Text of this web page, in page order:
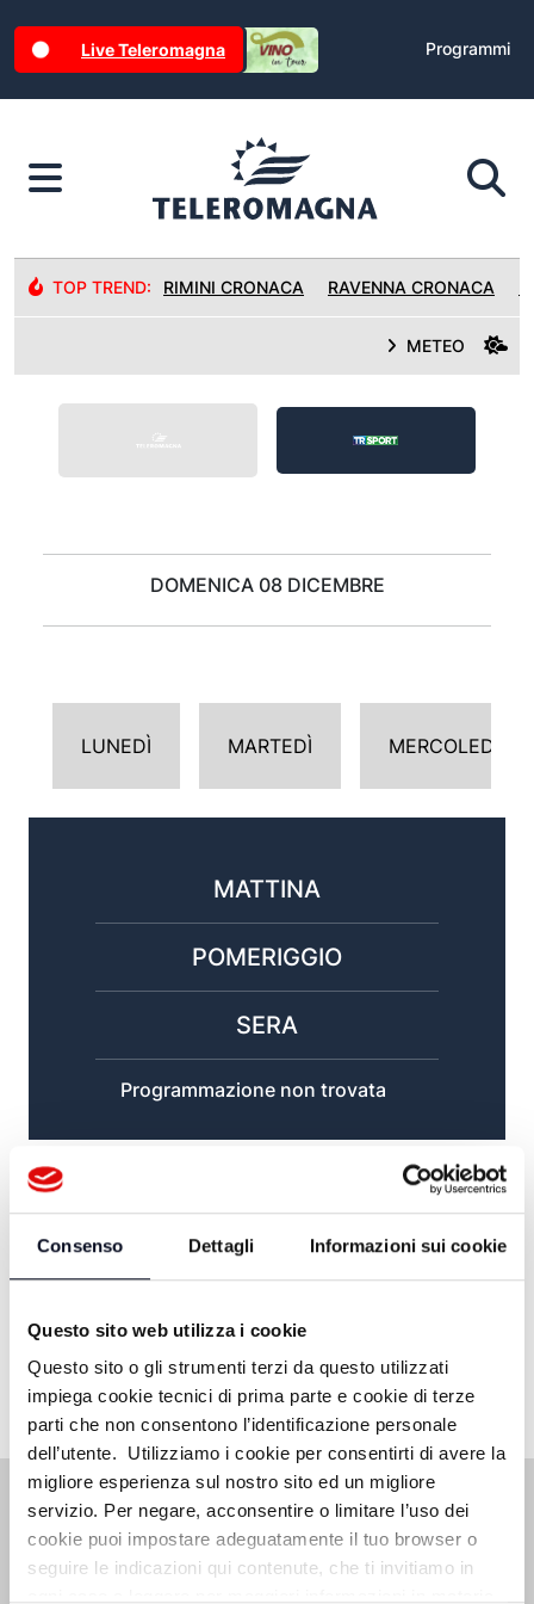
Consenso Dettagli Informazioni sui cookie
Questo sito web utilizza i cookie
Questo sito o gli strumenti terzi da questo utilizzati
impiega cookie tecnici di prima parte e cookie di terze
parti che non consentono l’identificazione personale
dell’utente. Utilizziamo i cookie per consentirti di avere la
migliore esperienza sul nostro sito ed un migliore
servizio. Per negare, acconsentire o limitare l’uso dei
cookie puoi impostare adeguatamente il tuo browser o
seguire le indicazioni qui contenute, che ti invitiamo in
Live Teleromagna Programmi
TOP TREND: RIMINI CRONACA RAVENNA CRONACA
METEO
DOMENICA 08 DICEMBRE
LUNEDÌ MARTEDÌ MERCOLEDÌ
MATTINA
POMERIGGIO
SERA
Programmazione non trovata